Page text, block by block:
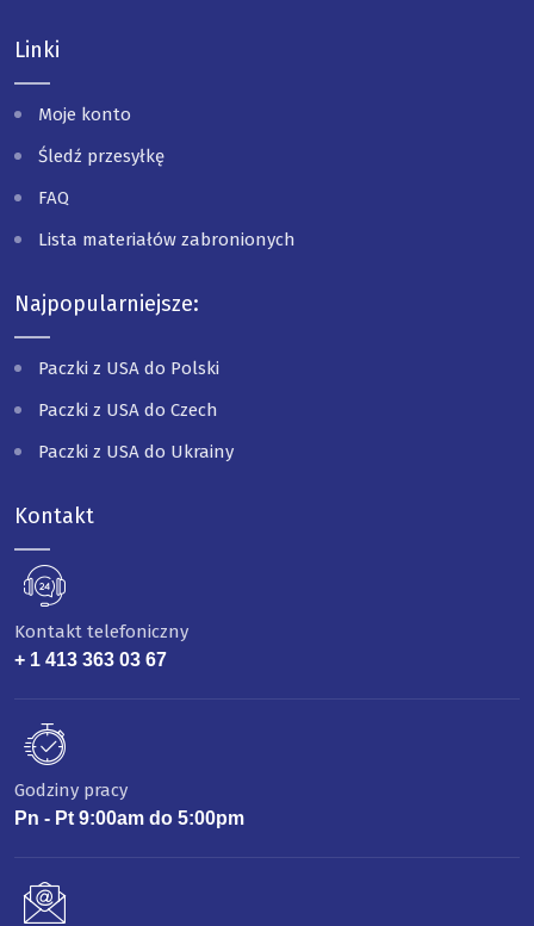
Linki
Moje konto
Śledź przesyłkę
FAQ
Lista materiałów zabronionych
Najpopularniejsze:
Paczki z USA do Polski
Paczki z USA do Czech
Paczki z USA do Ukrainy
Kontakt
Kontakt telefoniczny
+ 1 413 363 03 67
Godziny pracy
Pn - Pt 9:00am do 5:00pm